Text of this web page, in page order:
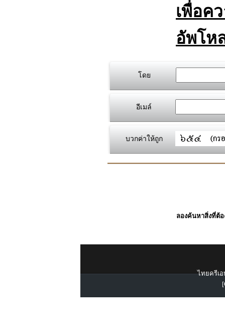
เพื่อค
อัพโห
โดย
อีเมล์
บวกค่าให้ถูก
ลองค้นหาสิ่งที่ต้อ
ไทยครีเอ
[